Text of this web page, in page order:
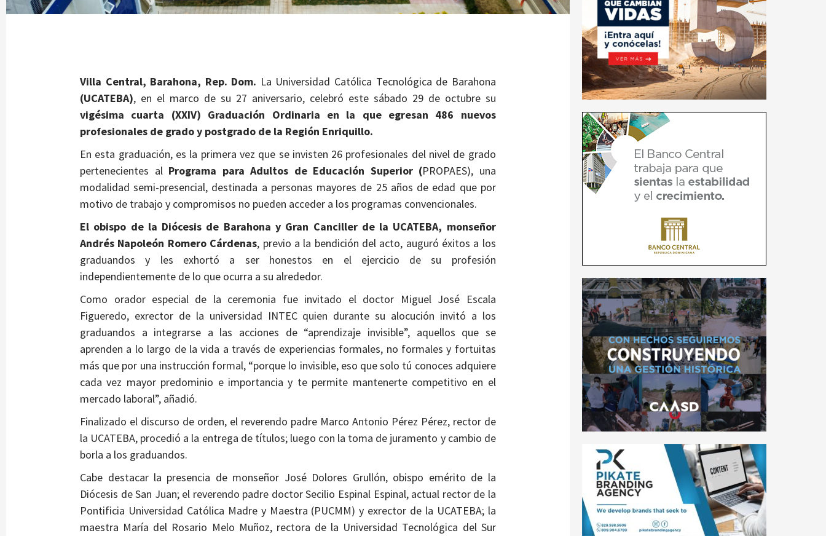
Villa Central, Barahona, Rep. Dom. La Universidad Católica Tecnológica de Barahona
(UCATEBA), en el marco de su 27 aniversario, celebró este sábado 29 de octubre su
vigésima cuarta (XXIV) Graduación Ordinaria en la que egresan 486 nuevos
profesionales de grado y postgrado de la Región Enriquillo.
En esta graduación, es la primera vez que se invisten 26 profesionales del nivel de grado
pertenecientes al Programa para Adultos de Educación Superior (PROPAES), una
modalidad semi-presencial, destinada a personas mayores de 25 años de edad que por
motivo de trabajo y compromisos no pueden acceder a los programas convencionales.
El obispo de la Diócesis de Barahona y Gran Canciller de la UCATEBA, monseñor
Andrés Napoleón Romero Cárdenas, previo a la bendición del acto, auguró éxitos a los
graduandos y les exhortó a ser honestos en el ejercicio de su profesión
independientemente de lo que ocurra a su alrededor.
Como orador especial de la ceremonia fue invitado el doctor Miguel José Escala
Figueredo, exrector de la universidad INTEC quien durante su alocución invitó a los
graduandos a integrarse a las acciones de “aprendizaje invisible”, aquellos que se
aprenden a lo largo de la vida a través de experiencias formales, no formales y fortuitas
más que por una instrucción formal, “porque lo invisible, eso que solo tú conoces adquiere
cada vez mayor predominio e importancia y te permite mantenerte competitivo en el
mercado laboral”, añadió.
Finalizado el discurso de orden, el reverendo padre Marco Antonio Pérez Pérez, rector de
la UCATEBA, procedió a la entrega de títulos; luego con la toma de juramento y cambio de
borla a los graduandos.
Cabe destacar la presencia de monseñor José Dolores Grullón, obispo emérito de la
Diócesis de San Juan; el reverendo padre doctor Secilio Espinal Espinal, actual rector de la
Pontificia Universidad Católica Madre y Maestra (PUCMM) y exrector de la UCATEBA; la
maestra María del Rosario Melo Muñoz, rectora de la Universidad Tecnológica del Sur